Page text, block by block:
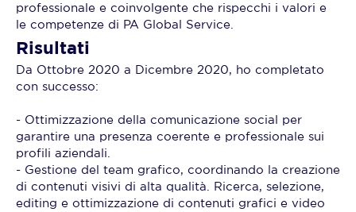
professionale e coinvolgente che rispecchi i valori e
le competenze di PA Global Service.
Risultati
Da Ottobre 2020 a Dicembre 2020, ho completato
con successo:
- Ottimizzazione della comunicazione social per
garantire una presenza coerente e professionale sui
profili aziendali.
- Gestione del team grafico, coordinando la creazione
di contenuti visivi di alta qualità. Ricerca, selezione,
editing e ottimizzazione di contenuti grafici e video